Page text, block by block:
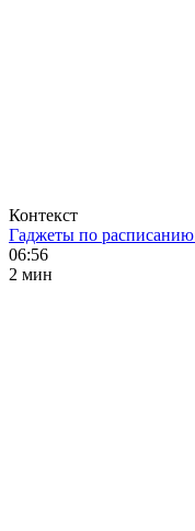
Контекст
Гаджеты по
06:56
2 мин